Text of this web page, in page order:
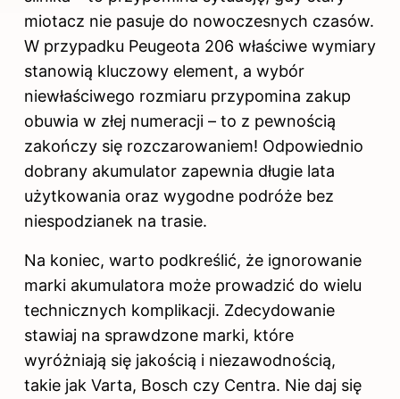
miotacz nie pasuje do nowoczesnych czasów.
W przypadku Peugeota 206 właściwe wymiary
stanowią kluczowy element, a wybór
niewłaściwego rozmiaru przypomina zakup
obuwia w złej numeracji – to z pewnością
zakończy się rozczarowaniem! Odpowiednio
dobrany akumulator zapewnia długie lata
użytkowania oraz wygodne podróże bez
niespodzianek na trasie.
Na koniec, warto podkreślić, że ignorowanie
marki akumulatora może prowadzić do wielu
technicznych komplikacji. Zdecydowanie
stawiaj na sprawdzone marki, które
wyróżniają się jakością i niezawodnością,
takie jak Varta, Bosch czy Centra. Nie daj się